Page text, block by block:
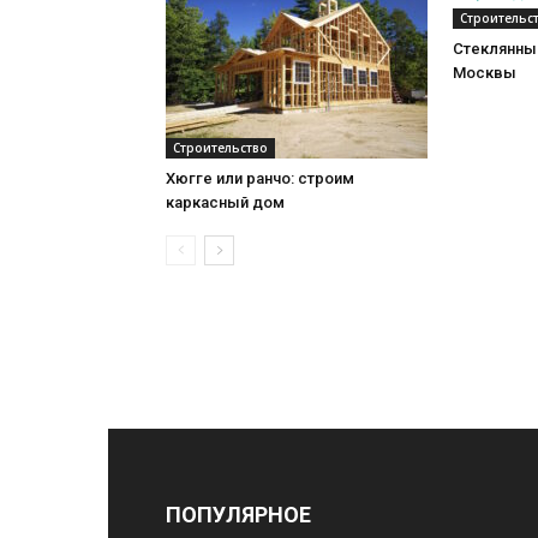
Строительство
Хюгге или ранчо: строим
каркасный дом
Москвы
ПОПУЛЯРНОЕ